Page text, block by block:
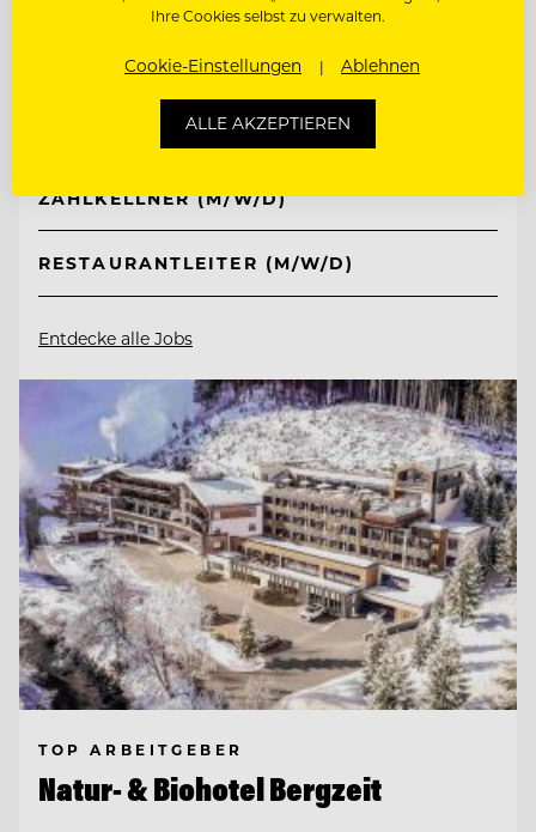
6561 Ischgl, Österreich
ZAHLKELLNER (M/W/D)
RESTAURANTLEITER (M/W/D)
Entdecke alle Jobs
TOP ARBEITGEBER
Natur- & Biohotel Bergzeit
Ihre Cookies selbst zu verwalten.
Cookie-Einstellungen Ablehnen
ALLE AKZEPTIEREN